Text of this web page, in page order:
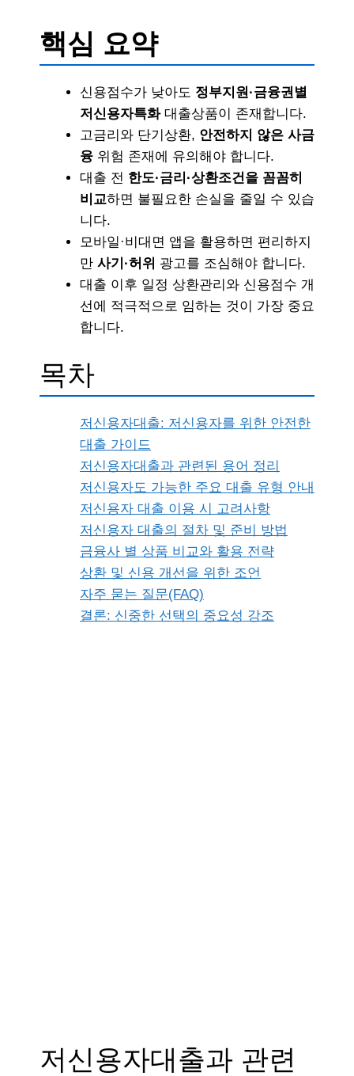
핵심 요약
신용점수가 낮아도 정부지원·금융권별
저신용자특화대출상품이 존재합니다.
고금리와 단기상환, 안전하지 않은 사금
융 위험 존재에 유의해야 합니다.
대출 전 한도·금리·상환조건을 꼼꼼히
비교하면 불필요한 손실을 줄일 수 있습
니다.
모바일·비대면 앱을 활용하면 편리하지
만 사기·허위 광고를 조심해야 합니다.
대출 이후 일정 상환관리와 신용점수 개
선에 적극적으로 임하는 것이 가장 중요
합니다.
목차
저신용자대출: 저신용자를 위한 안전한
대출 가이드
저신용자대출과 관련된 용어 정리
저신용자도 가능한 주요 대출 유형 안내
저신용자 대출 이용 시 고려사항
저신용자 대출의 절차 및 준비 방법
금융사 별 상품 비교와 활용 전략
상환 및 신용 개선을 위한 조언
자주 묻는 질문(FAQ)
결론: 신중한 선택의 중요성 강조
저신용자대출과 관련